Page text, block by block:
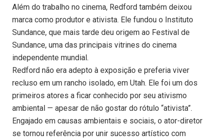
Além do trabalho no cinema, Redford também deixou
marca como produtor e ativista. Ele fundou o Instituto
Sundance, que mais tarde deu origem ao Festival de
Sundance, uma das principais vitrines do cinema
independente mundial.
Redford não era adepto à exposição e preferia viver
recluso em um rancho isolado, em Utah. Ele foi um dos
primeiros atores a ficar conhecido por seu ativismo
ambiental — apesar de não gostar do rótulo “ativista”.
Engajado em causas ambientais e sociais, o ator-diretor
se tornou referência por unir sucesso artístico com